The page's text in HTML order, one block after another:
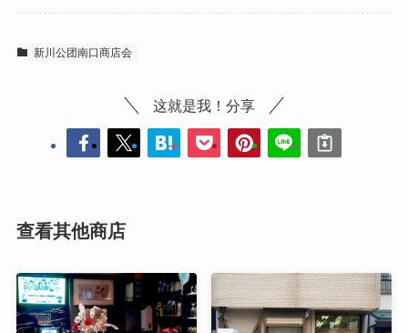
新川公团南口商店会
这就是我！分享
查看其他商店